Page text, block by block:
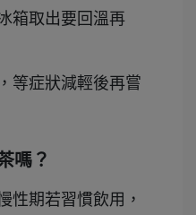
箱取出要回溫再
等症狀減輕後再嘗
嗎？
性期若習慣飲用，